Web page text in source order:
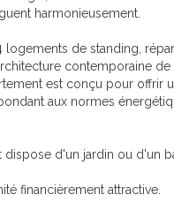
harmonieusement.
logements de standing,
contemporaine
est conçu pour offrir
aux normes
dispose d'un jardin ou d'un
financièrement attractive.